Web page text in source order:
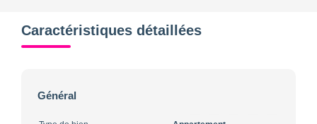
Caractéristiques détaillées
Général